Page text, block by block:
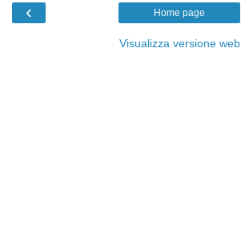
‹ Home page
Visualizza versione web